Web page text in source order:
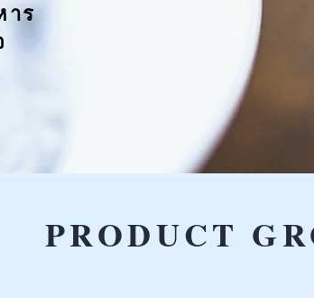
า ร
PRODUCT